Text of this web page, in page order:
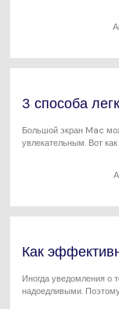
3 способа
Большой экран Mac
увлекательным. Вот
Как
Иногда уведомления о
надоедливыми.